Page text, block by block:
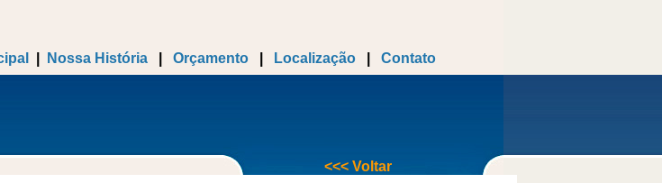
Nossa História| Orçamento| Localização| Contato
<<< Voltar